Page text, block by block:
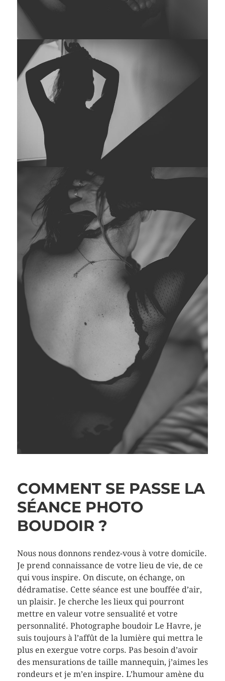
COMMENT SE PASSE LA
SÉANCE PHOTO
BOUDOIR ?
Nous nous donnons rendez-vous à votre domicile.
Je prend connaissance de votre lieu de vie, de ce
qui vous inspire. On discute, on échange, on
dédramatise. Cette séance est une bouffée d’air,
un plaisir. Je cherche les lieux qui pourront
mettre en valeur votre sensualité et votre
personnalité. Photographe boudoir Le Havre, je
suis toujours à l’affût de la lumière qui mettra le
plus en exergue votre corps. Pas besoin d’avoir
des mensurations de taille mannequin, j’aimes les
rondeurs et je m’en inspire. L’humour amène du